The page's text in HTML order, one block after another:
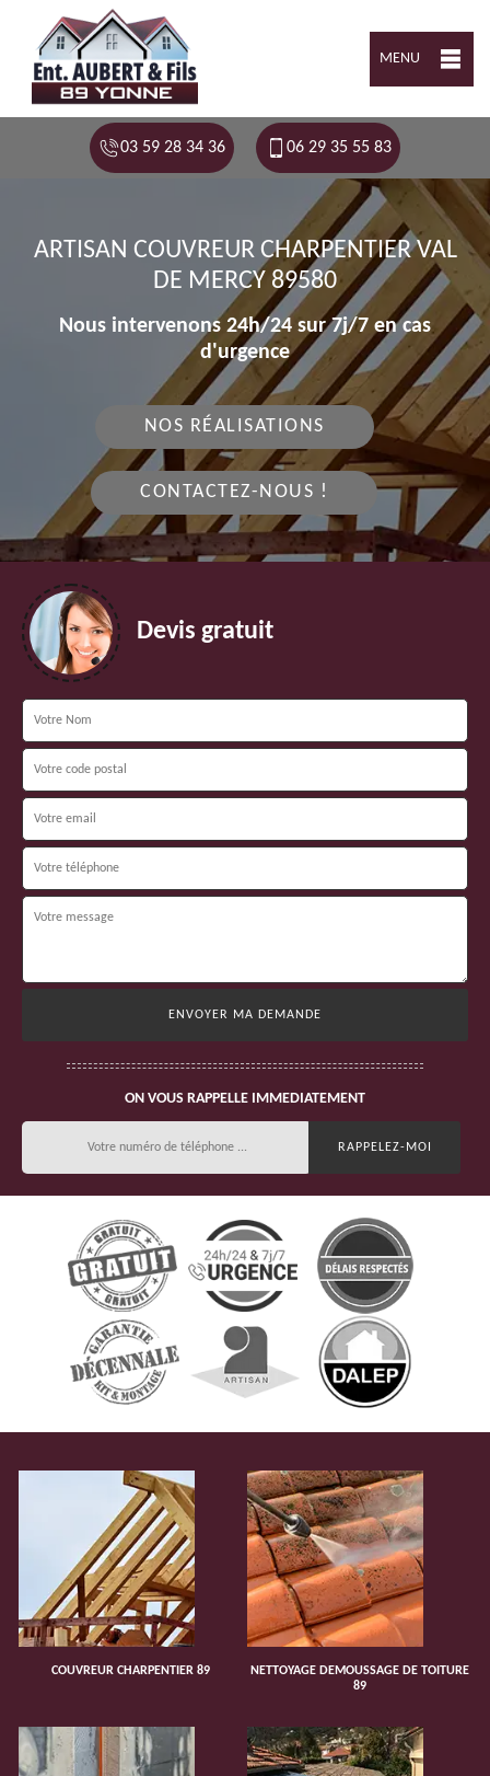
MENU
03 59 28 34 36 06 29 35 55 83
ARTISAN COUVREUR CHARPENTIER VAL
DE MERCY 89580
Nous intervenons 24h/24 sur 7j/7 en cas
d'urgence
NOS RÉALISATIONS
CONTACTEZ-NOUS !
Devis gratuit
ON VOUS RAPPELLE IMMEDIATEMENT
COUVREUR CHARPENTIER 89
NETTOYAGE DEMOUSSAGE DE TOITURE
89